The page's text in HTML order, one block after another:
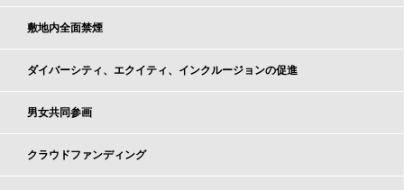
敷地内全面禁煙
ダイバーシティ、エクイティ、インクルージョンの促進
男女共同参画
クラウドファンディング